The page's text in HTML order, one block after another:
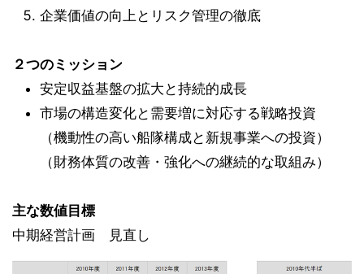
企業価値の向上とリスク管理の徹底
２つのミッション
安定収益基盤の拡大と持続的成長
市場の構造変化と需要増に対応する戦略投資
（機動性の高い船隊構成と新規事業への投資）
（財務体質の改善・強化への継続的な取組み）
主な数値目標
中期経営計画 見直し